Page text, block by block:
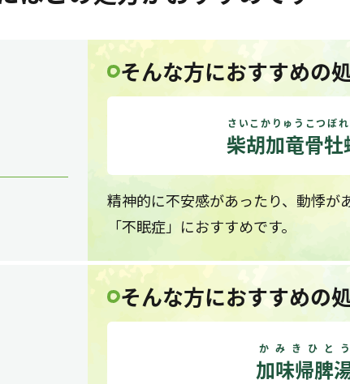
そんな方におすすめの
柴胡加竜骨牡
さいこかりゅうこつぼ
精神的に不安感があったり、動悸が
「不眠症」におすすめです。
そんな方におすすめの
加味帰脾
かみきひとう